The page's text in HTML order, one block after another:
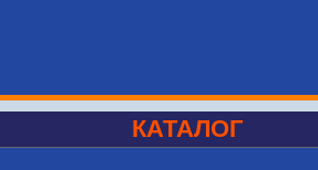
КАТАЛОГ